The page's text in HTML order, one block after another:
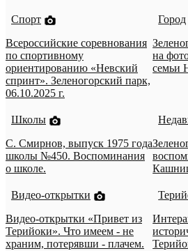
Спорт
Всероссийские соревнования
по спортивному
ориентированию «Невский
спринт». Зеленогорский парк,
06.10.2025 г.
Город
на
семьи
Школы
С. Смирнов, выпуск 1975 года
школы №450. Воспоминания
о школе.
Видео-открытки
Видео-открытки «Привет из
Терийоки». Что имеем - не
храним, потерявши - плачем.